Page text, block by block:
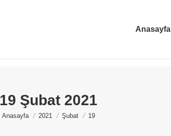
Anasayfa
19 Şubat 2021
You are here:
Anasayfa 2021 Şubat 19